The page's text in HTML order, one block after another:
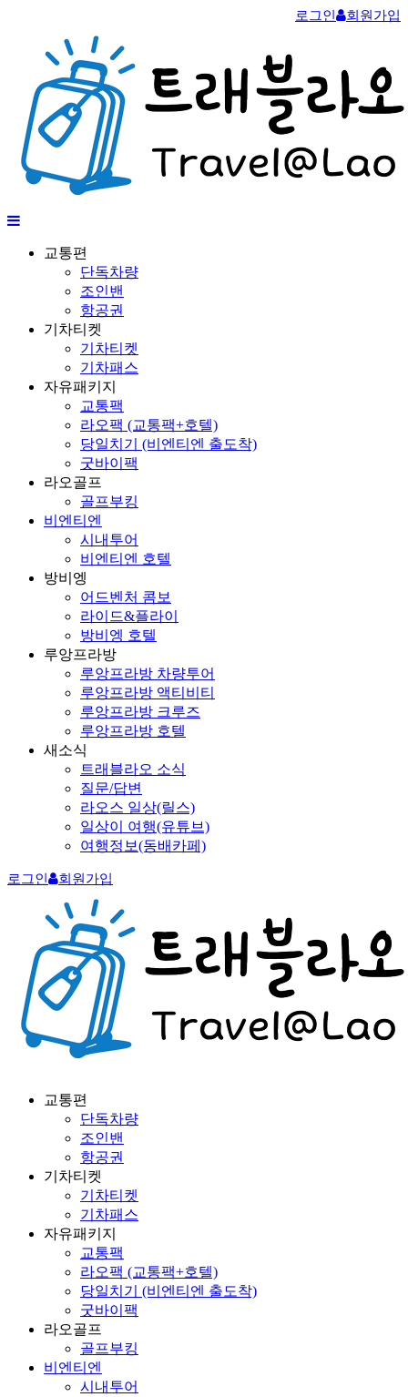
로그인 회원가입
교통편
단독차량
조인밴
항공권
기차티켓
기차티켓
기차패스
자유패키지
교통팩
라오팩 (교통팩+호텔)
당일치기 (비엔티엔 출도착)
굿바이팩
라오골프
골프부킹
비엔티엔
시내투어
비엔티엔 호텔
방비엥
어드벤처 콤보
라이드&플라이
방비엥 호텔
루앙프라방
루앙프라방 차량투어
루앙프라방 액티비티
루앙프라방 크루즈
루앙프라방 호텔
새소식
트래블라오 소식
질문/답변
라오스 일상(릴스)
일상이 여행(유튜브)
여행정보(동배카페)
로그인 회원가입
교통편
단독차량
조인밴
항공권
기차티켓
기차티켓
기차패스
자유패키지
교통팩
라오팩 (교통팩+호텔)
당일치기 (비엔티엔 출도착)
굿바이팩
라오골프
골프부킹
비엔티엔
시내투어